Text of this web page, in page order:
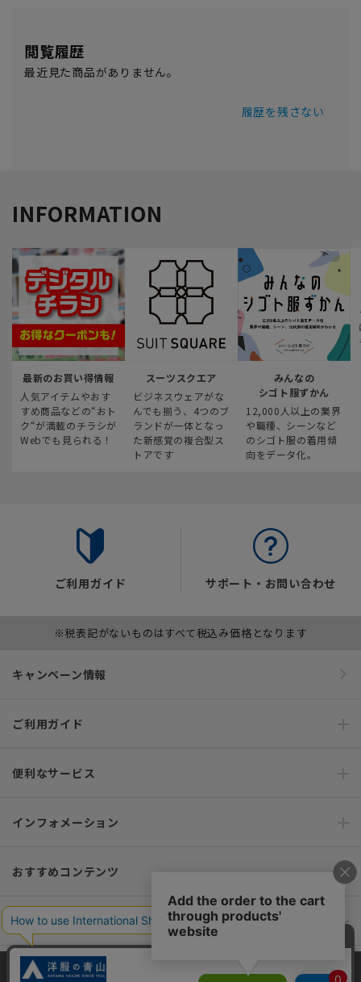
閲覧履歴
最近見た商品がありません。
履歴を残さない
INFORMATION
最新のお買い得情報
人気アイテムやおす
すめ商品などの“おト
ク“が満載のチラシが
Webでも見られる！
スーツスクエア
ビジネスウェアがな
んでも揃う、4つのブ
ランドが一体となっ
た新感覚の複合型ス
トアです
みんなの
シゴト服ずかん
12,000人以上の業界
や職種、シーンなど
のシゴト服の着用傾
向をデータ化。
ご利用ガイド サポート・お問い合わせ
※税表記がないものはすべて税込み価格となります
キャンペーン情報
ご利用ガイド
便利なサービス
インフォメーション
おすすめコンテンツ
ポリシー・企業情報
オーダースーツなら SHITATE